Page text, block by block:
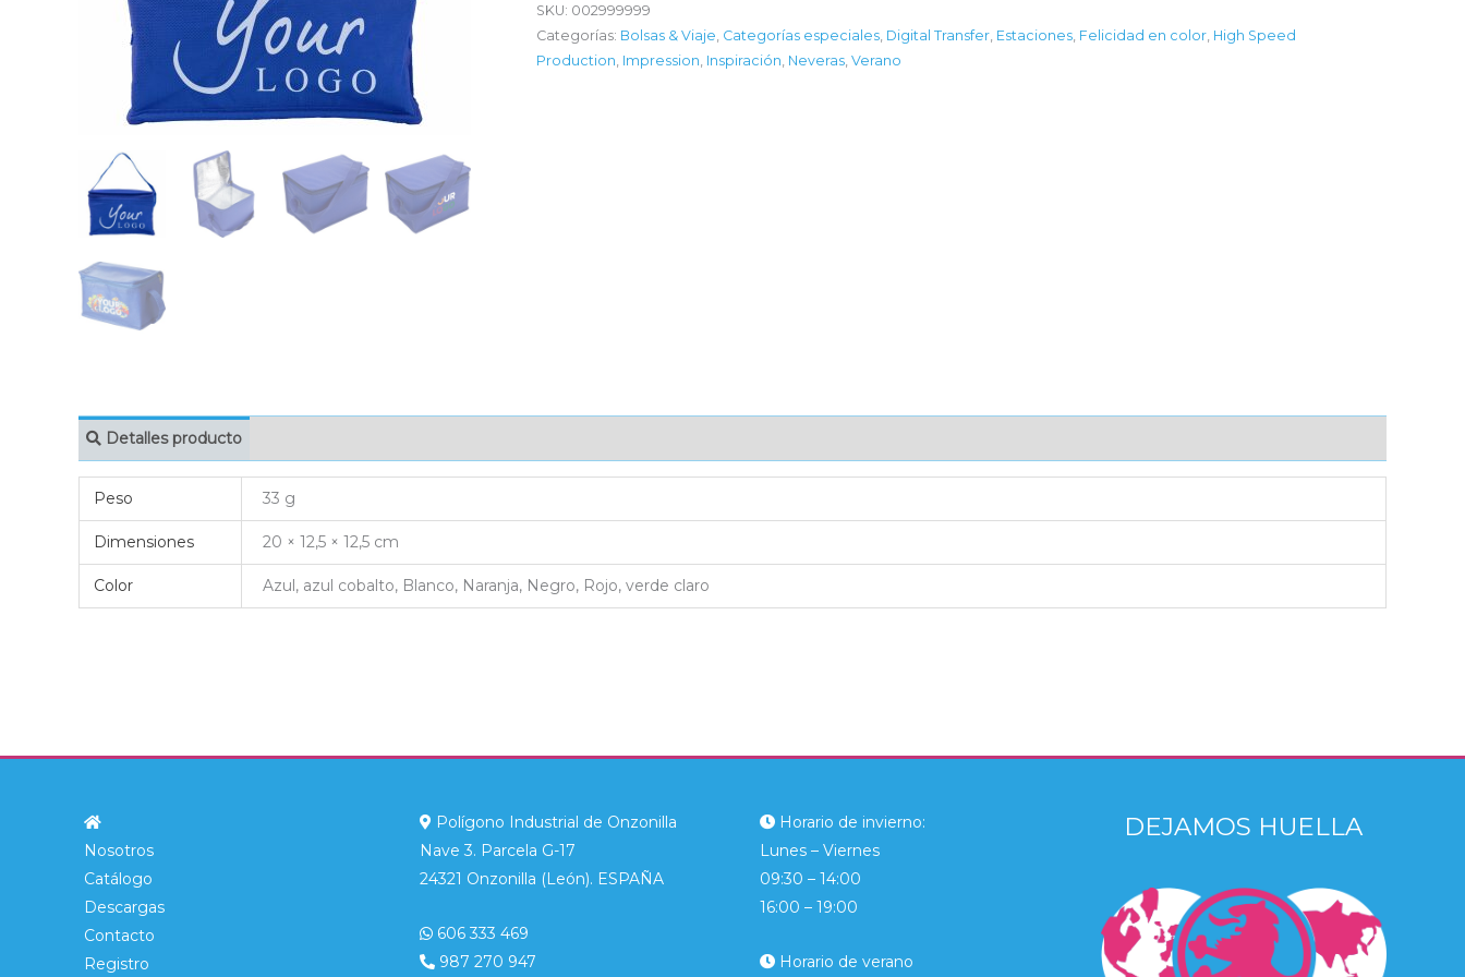
SKU: 002999999
Categorías: Bolsas & Viaje, Categorías especiales, Digital Transfer, Estaciones, Felicidad en color, High Speed
Production, Impression, Inspiración, Neveras, Verano
Detalles producto
Peso 33 g
Dimensiones 20 × 12,5 × 12,5 cm
Color Azul, azul cobalto, Blanco, Naranja, Negro, Rojo, verde claro
Nosotros
Catálogo
Descargas
Contacto
Registro
Polígono Industrial de Onzonilla
Nave 3. Parcela G-17
24321 Onzonilla (León). ESPAÑA
606 333 469
987 270 947
Horario de invierno:
Lunes – Viernes
09:30 – 14:00
16:00 – 19:00
Horario de verano
DEJAMOS HUELLA